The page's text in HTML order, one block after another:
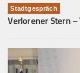
Stadtgespräch
Verlorener Stern –